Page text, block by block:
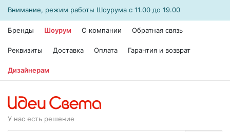
Внимание, режим работы Шоурума с 11.00 до 19.00
Бренды Шоурум О компании Обратная связь
Реквизиты Доставка Оплата Гарантия и возврат
Дизайнерам
У нас есть решение